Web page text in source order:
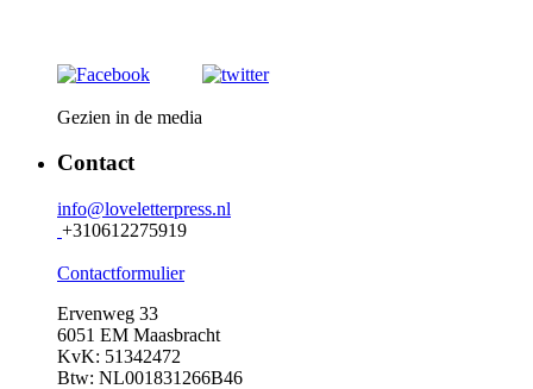
Gezien in de media
Contact
info@loveletterpress.nl
+310612275919
Contactformulier
Ervenweg 33
6051 EM Maasbracht
KvK: 51342472
Btw: NL001831266B46